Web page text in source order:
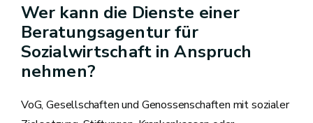
Wer kann die Dienste einer
Beratungsagentur für
Sozialwirtschaft in Anspruch
nehmen?
VoG, Gesellschaften und Genossenschaften mit sozialer